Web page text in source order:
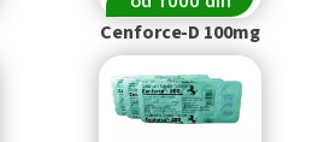
Cenforce-D 100mg